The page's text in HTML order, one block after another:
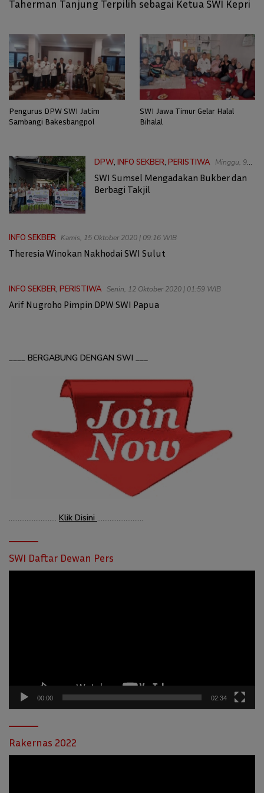
Taherman Tanjung Terpilih sebagai Ketua SWI Kepri
Pengurus DPW SWI Jatim
Sambangi Bakesbangpol
SWI Jawa Timur Gelar Halal
Bihalal
DPW, INFO SEKBER, PERISTIWA Minggu, 9
April 2023 | 02:16 WIB
SWI Sumsel Mengadakan Bukber dan
Berbagi Takjil
INFO SEKBER Kamis, 15 Oktober 2020 | 09:16 WIB
Theresia Winokan Nakhodai SWI Sulut
INFO SEKBER, PERISTIWA Senin, 12 Oktober 2020 | 01:59 WIB
Arif Nugroho Pimpin DPW SWI Papua
____ BERGABUNG DENGAN SWI ___
……………………… Klik Disini ……………………..
SWI Daftar Dewan Pers
00:00 02:34
Rakernas 2022